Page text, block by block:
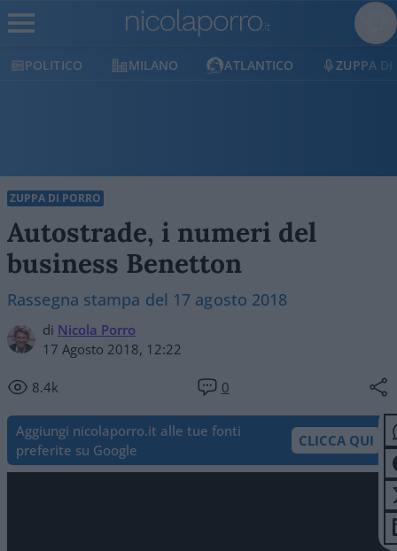
POLITICO MILANO ATLANTICO ZUPPA DI
ZUPPA DI PORRO
Autostrade, i numeri del
business Benetton
Rassegna stampa del 17 agosto 2018
di Nicola Porro
17 Agosto 2018, 12:22
8.4k 0
Aggiungi nicolaporro.it alle tue fonti
preferite su Google
CLICCA QUI